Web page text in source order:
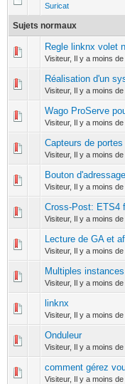
Suricat
Sujets normaux
Regle linknx volet
Visiteur, Il y a moins
0 Votes
Réalisation d'un
Visiteur, Il y a moins
0 Votes
Wago ProServe
Visiteur, Il y a moins
0 Votes
Capteurs de
Visiteur, Il y a moins
0 Votes
Bouton
Visiteur, Il y a moins
0 Votes
Cross-Post: ETS4
Visiteur, Il y a moins
0 Votes
Lecture de GA et
Visiteur, Il y a moins
0 Votes
Multiples
Visiteur, Il y a moins
0 Votes
linknx
Visiteur, Il y a moins
Onduleur
Visiteur, Il y a moins
comment gérez
Visiteur, Il y a moins
0 Votes